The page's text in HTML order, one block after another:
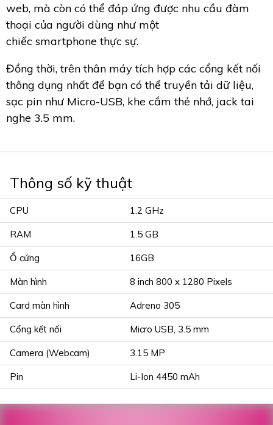
web, mà còn có thể đáp ứng được nhu cầu đàm
thoại của người dùng như một
chiếc smartphone thực sự.
Đồng thời, trên thân máy tích hợp các cổng kết nối
thông dụng nhất để bạn có thể truyền tải dữ liệu,
sạc pin như Micro-USB, khe cắm thẻ nhớ, jack tai
nghe 3.5 mm.
Thông số kỹ thuật
CPU 1.2 GHz
RAM 1.5 GB
Ổ cứng 16GB
Màn hình 8 inch 800 x 1280 Pixels
Card màn hình Adreno 305
Cổng kết nối Micro USB, 3.5 mm
Camera (Webcam) 3.15 MP
Pin Li-Ion 4450 mAh